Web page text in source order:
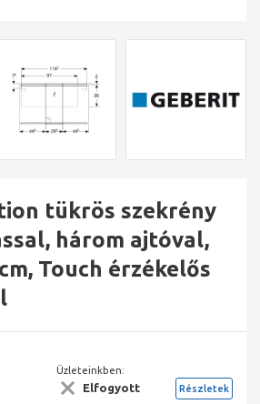
tükrös szekrény
három ajtóval,
Touch érzékelős
Üzleteinkben:
Elfogyott Részletek